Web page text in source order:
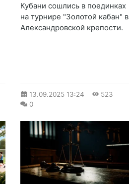
Кубани сошлись в поединках
на турнире "Золотой кабан" в
Александровской крепости.
13.09.2025 13:24
523
0